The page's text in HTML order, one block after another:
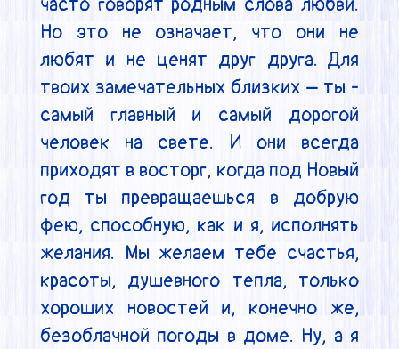
часто говорят родным слова любви.
Но это не означает, что они не
любят и не ценят друг друга. Для
твоих замечательных близких – ты -
самый главный и самый дорогой
человек на свете. И они всегда
приходят в восторг, когда под Новый
год ты превращаешься в добрую
фею, способную, как и я, исполнять
желания. Мы желаем тебе счастья,
красоты, душевного тепла, только
хороших новостей и, конечно же,
безоблачной погоды в доме. Ну, а я